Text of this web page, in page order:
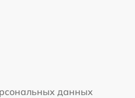
данных